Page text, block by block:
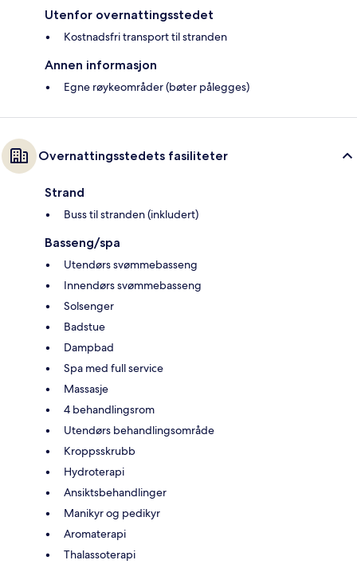
Utenfor overnattingsstedet
Kostnadsfri transport til stranden
Annen informasjon
Egne røykeområder (bøter pålegges)
Overnattingsstedets fasiliteter
Strand
Buss til stranden (inkludert)
Basseng/spa
Utendørs svømmebasseng
Innendørs svømmebasseng
Solsenger
Badstue
Dampbad
Spa med full service
Massasje
4 behandlingsrom
Utendørs behandlingsområde
Kroppsskrubb
Hydroterapi
Ansiktsbehandlinger
Manikyr og pedikyr
Aromaterapi
Thalassoterapi